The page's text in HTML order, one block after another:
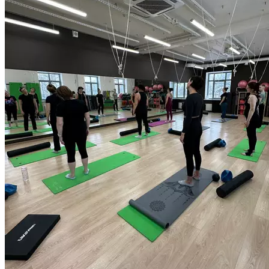
поможет вам улучшить качество жизни и сделать
повседневную активность безопасной. Продолжительность
55 мин.